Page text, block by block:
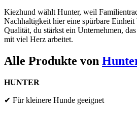
Kiezhund wählt Hunter, weil
Nachhaltigkeit hier eine spürbare
Qualität, du stärkst ein Unternehmen,
mit viel Herz arbeitet.
Alle Produkte von
HUNTER
✔ Für kleinere Hunde geeignet